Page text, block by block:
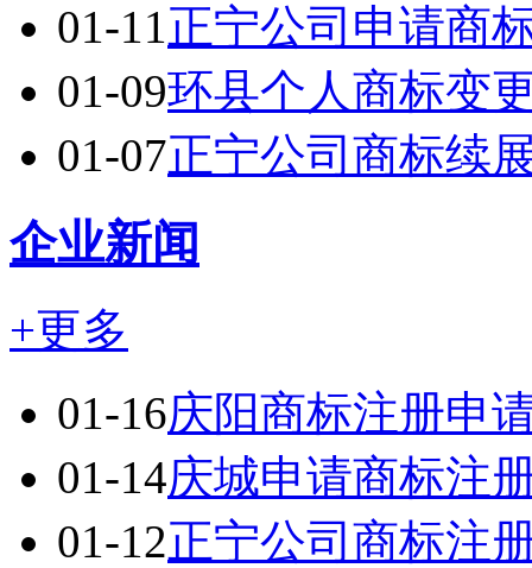
01-11正宁公司申请商
01-09环县个人商标变
01-07正宁公司商标续
企业新闻
+更多
01-16庆阳商标注册申
01-14庆城申请商标注
01-12正宁公司商标注